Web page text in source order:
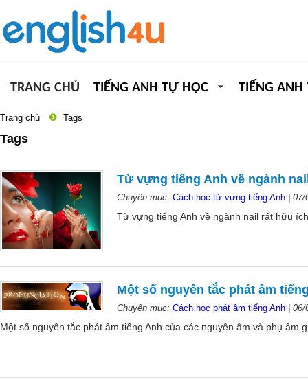
TRANG CHỦ TIẾNG ANH TỰ HỌC TIẾNG ANH
Trang chủ Tags
Tags
Từ vựng tiếng Anh về ngành
Chuyên mục: Cách học từ vựng tiếng Anh 07/
Từ vựng tiếng Anh về ngành nail rất hữu
Một số nguyên tắc phát âm
Chuyên mục: Cách học phát âm tiếng Anh 06/
Một số nguyên tắc phát âm tiếng Anh của các nguyên âm và phụ âm